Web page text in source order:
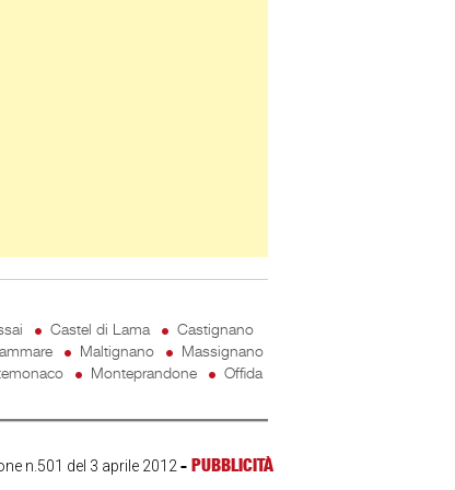
Castel di Lama
Castignano
Maltignano
Massignano
Monteprandone
Offida
n.501 del 3 aprile 2012- PUBBLICITÀ